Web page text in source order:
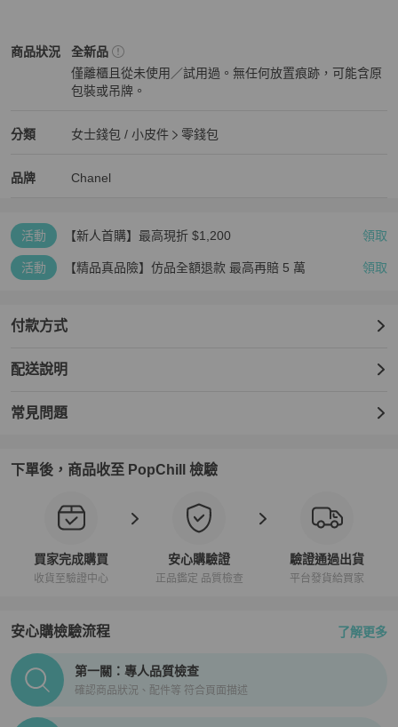
商品狀況
Chanel女士錢包 / 小皮件
全新品
僅離櫃且從未使用／試用過。無任何放置痕跡，可能含原
包裝或吊牌。
分類
Chanel 女士錢包 / 小皮件分類資訊
女士錢包 / 小皮件
零錢包
品牌
Chanel 精品女士錢包 / 小皮件
Chanel
Chanel 推薦清單
活動 【新人首購】最高現折 $1,200 領取
活動 【精品真品險】仿品全額退款 最高再賠 5 萬 領取
付款方式
配送說明
常見問題
下單後，商品收至 PopChill 檢驗
買家完成購買
收貨至驗證中心
安心購驗證
正品鑑定 品質檢查
驗證通過出貨
平台發貨給買家
安心購檢驗流程 了解更多
PopChill拍拍圈正品驗證、安心購檢驗流程介紹
第一關：專人品質檢查
確認商品狀況、配件等 符合頁面描述